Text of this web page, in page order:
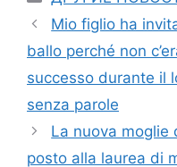
Mio figlio ha
ballo perché non
successo durante il
senza parole
La nuova moglie
posto alla laurea di